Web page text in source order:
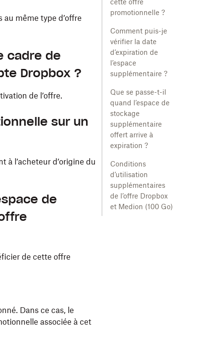
cette offre
promotionnelle ?
Comment puis-je
vérifier la date
d’expiration de
l’espace
supplémentaire ?
Que se passe-t-il
quand l’espace de
stockage
supplémentaire
offert arrive à
expiration ?
Conditions
d’utilisation
supplémentaires
de l’offre Dropbox
et Medion (100 Go)
même type d’offre
cadre de
Dropbox ?
de l’offre.
sur un
à l’acheteur d’origine du
de
de cette offre
Dans ce cas, le
associée à cet